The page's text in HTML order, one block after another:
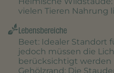
vielen Tieren Nahrung
Lebensbereiche
Beet: Idealer Standort
jedoch müssen die
berücksichtigt werden
Gehölzrand: Die